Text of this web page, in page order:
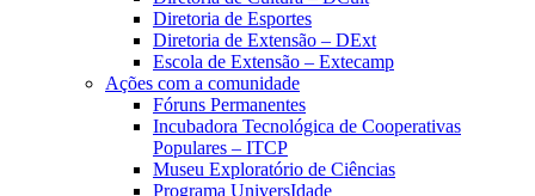
Diretoria de Esportes
Diretoria de Extensão – DExt
Escola de Extensão – Extecamp
Ações com a comunidade
Fóruns Permanentes
Incubadora Tecnológica de Cooperativas
Populares – ITCP
Museu Exploratório de Ciências
Programa UniversIdade